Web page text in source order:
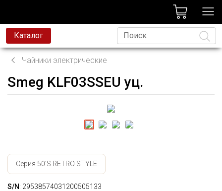
Каталог
Чайники электрические
Smeg KLF03SSEU уц.
Серия 50'S RETRO STYLE
S/N: 29538574031200505133